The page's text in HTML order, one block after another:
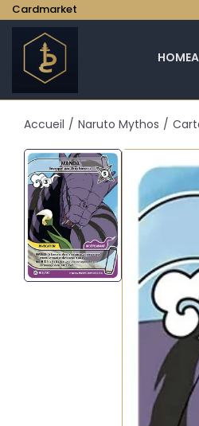
Cardmarket
HOME
Accueil / Naruto Mythos /